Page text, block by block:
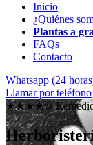
Inicio
¿Quiénes
Plantas a
FAQs
Contacto
Whatsapp (24
Llamar por teléfono
★★★★✩ Remedios